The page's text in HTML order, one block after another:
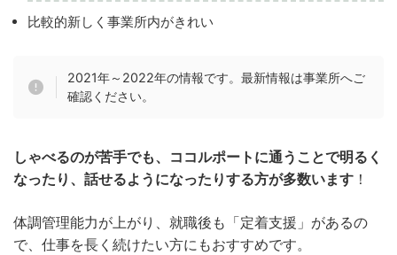
比較的新しく事業所内がきれい
2021年～2022年の情報です。最新情報は事業所へご
確認ください。
しゃべるのが苦手でも、ココルポートに通うことで明るく
なったり、話せるようになったりする方が多数います ！
体調管理能力が上がり、就職後も「定着支援」があるの
で、仕事を長く続けたい方にもおすすめです。